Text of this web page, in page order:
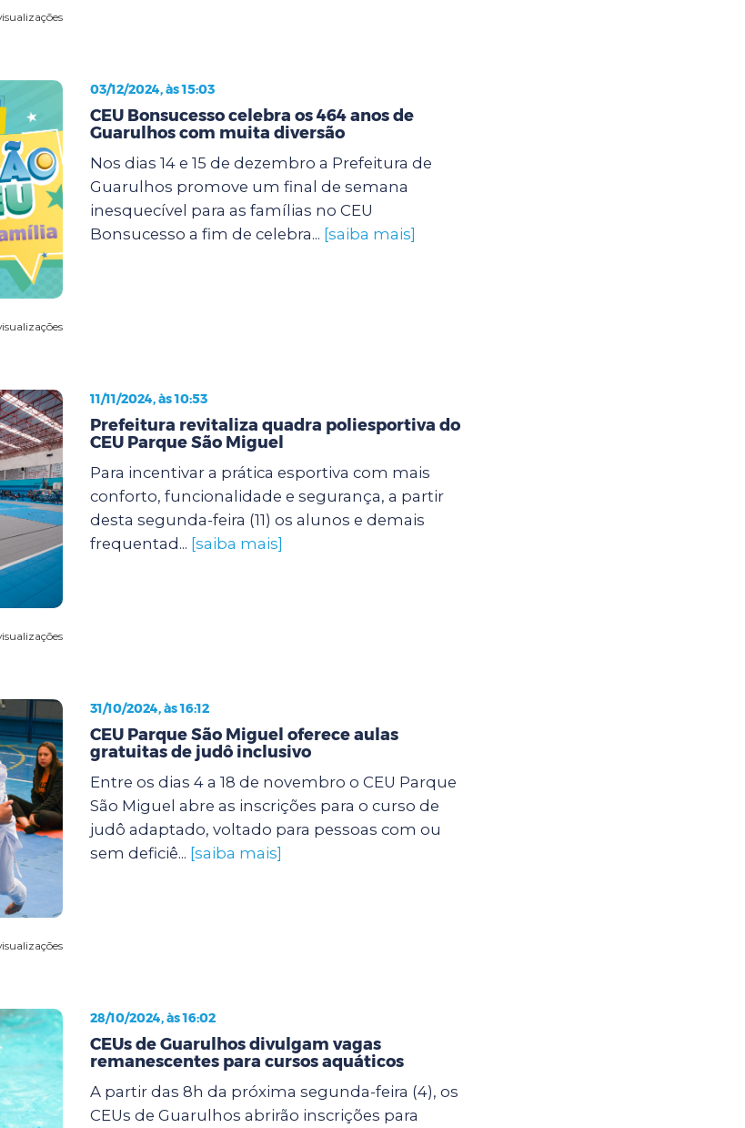
03/12/2024, às 15:03
CEU Bonsucesso celebra os 464 anos de
Guarulhos com muita diversão
Nos dias 14 e 15 de dezembro a Prefeitura de
Guarulhos promove um final de semana
inesquecível para as famílias no CEU
Bonsucesso a fim de celebra... [saiba mais]
11/11/2024, às 10:53
Prefeitura revitaliza quadra poliesportiva do
CEU Parque São Miguel
Para incentivar a prática esportiva com mais
conforto, funcionalidade e segurança, a partir
desta segunda-feira (11) os alunos e demais
frequentad... [saiba mais]
31/10/2024, às 16:12
CEU Parque São Miguel oferece aulas
gratuitas de judô inclusivo
Entre os dias 4 a 18 de novembro o CEU Parque
São Miguel abre as inscrições para o curso de
judô adaptado, voltado para pessoas com ou
sem deficiê... [saiba mais]
28/10/2024, às 16:02
CEUs de Guarulhos divulgam vagas
remanescentes para cursos aquáticos
A partir das 8h da próxima segunda-feira (4), os
CEUs de Guarulhos abrirão inscrições para